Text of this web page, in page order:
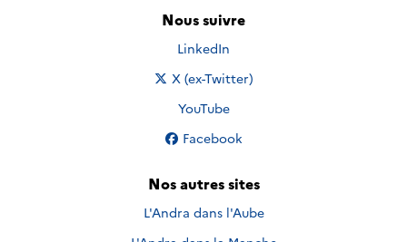
Nous suivre
Nous suivre sur
LinkedIn
Nous suivre sur
X (ex-Twitter)
Nous suivre sur
YouTube
Nous suivre sur
Facebook
Nos autres sites
L'Andra dans l'Aube